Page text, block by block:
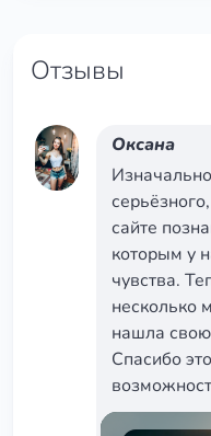
Отзывы
Оксана
сайте
которым у
чувства.
несколько
нашла
Спасибо